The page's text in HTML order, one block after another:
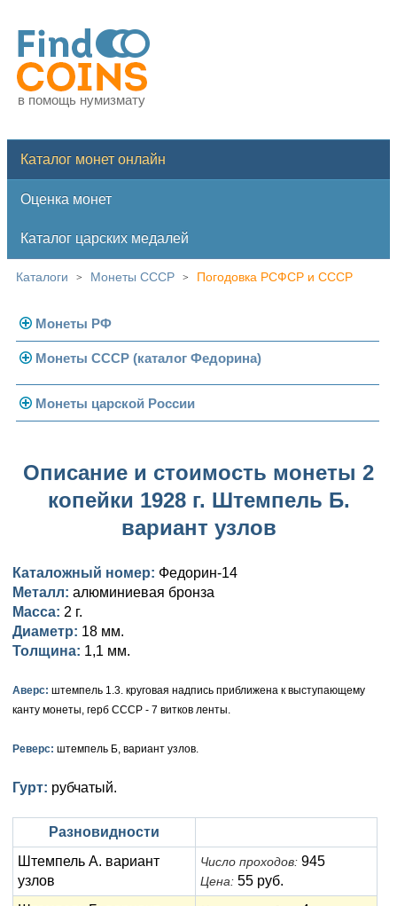
в помощь нумизмату
Каталог монет онлайн
Оценка монет
Каталог царских медалей
Каталоги > Монеты СССР > Погодовка РСФСР и СССР
Монеты РФ
Современная Россия
Монеты 1991-1993 гг.
Монеты СССР (каталог Федорина)
Погодовка СССР
Золотые червонцы
Памятные и юбилейные
Монеты царской России
Золото
Германская оккупация
Памятные и донативные
Александр III (1881-1894)
Памятные и донативные
Александр II (1855-1881)
Для Финляндии
Памятные и донативные
Медь
Для Грузии
Александр I (1801-1825)
Серебро
Медь
Павел I (1796-1801)
Золото
Серебро
Екатерина II (1762-1796)
Золото
Для Молдавии и Валахии
Таврические монеты
Петр III (1762)
Медь
Для Пруссии
Петр II (1727-1730)
Екатерина I (1725-1727)
Описание и стоимость монеты 2
копейки 1928 г. Штемпель Б.
вариант узлов
Каталожный номер: Федорин-14
Металл: алюминиевая бронза
Масса: 2 г.
Диаметр: 18 мм.
Толщина: 1,1 мм.
Аверс: штемпель 1.3. круговая надпись приближена к выступающему
канту монеты, герб СССР - 7 витков ленты.
Реверс: штемпель Б, вариант узлов.
Гурт: рубчатый.
Разновидности
Штемпель А. вариант
узлов
Число проходов: 945
Цена: 55 руб.